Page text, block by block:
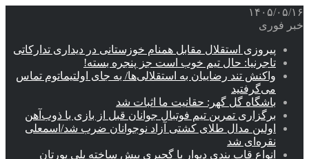
۱۴۰۵/۰۵/۱۶
خبر فوری
پیروزی استقلال مقابل همنام خوزستانی در دیداری تدارکاتی
تاجرنیا: حال تیم خوب است جز پنجره بسته!
واکنش تند رضاییان به استقلالی‌ها/ به جای اولتیماتوم تماس
می‌گرفتید
باشگاه گل گهر: حقانیت ما اثبات شد
برگزاری تمرین تیم فوتبال جوانان قبل از بازی با ذوب‌آهن
اولین مدال طلای کشتی آزاد نوجوانان ضرب شد/اسمعلی
نقره‌ای شد
انواع قاب بندی دیوار با گچبری پیش ساخته پلی یورتان